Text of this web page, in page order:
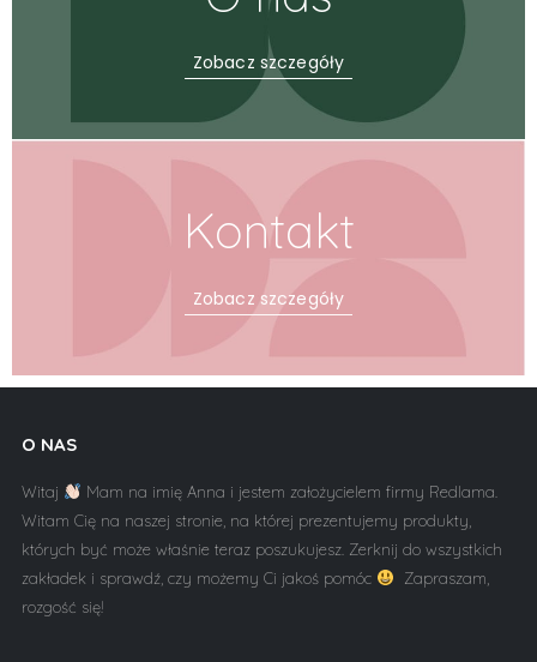
Zobacz szczegóły
Kontakt
Zobacz szczegóły
O NAS
Witaj
Mam na imię Anna i jestem założycielem firmy Redlama.
Witam Cię na naszej stronie, na której prezentujemy produkty,
których być może właśnie teraz poszukujesz. Zerknij do wszystkich
zakładek i sprawdź, czy możemy Ci jakoś pomóc
Zapraszam,
rozgość się!